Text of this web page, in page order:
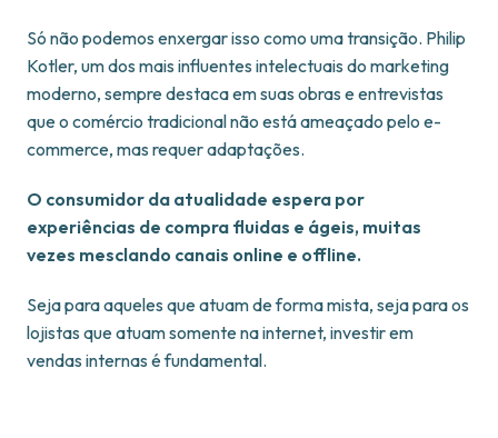
Só não podemos enxergar isso como uma transição. Philip
Kotler, um dos mais influentes intelectuais do marketing
moderno, sempre destaca em suas obras e entrevistas
que o comércio tradicional não está ameaçado pelo e-
commerce, mas requer adaptações.
O consumidor da atualidade espera por
experiências de compra fluidas e ágeis, muitas
vezes mesclando canais online e offline.
Seja para aqueles que atuam de forma mista, seja para os
lojistas que atuam somente na internet, investir em
vendas internas é fundamental.